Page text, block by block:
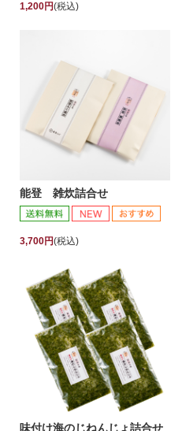
1,200円(税込)
能登 雑炊詰合せ
3,700円(税込)
味付け海のじねんじょ詰合せ